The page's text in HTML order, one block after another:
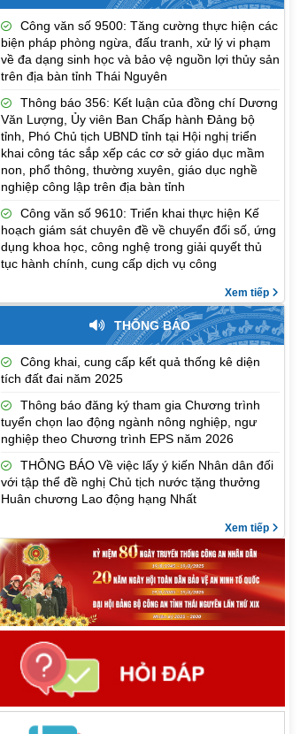
Công văn số 9500: Tăng cường thực hiện các
biện pháp phòng ngừa, đấu tranh, xử lý vi phạm
về đa dạng sinh học và bảo vệ nguồn lợi thủy sản
trên địa bàn tỉnh Thái Nguyên
Thông báo 356: Kết luận của đồng chí Dương
Văn Lượng, Ủy viên Ban Chấp hành Đảng bộ
tỉnh, Phó Chủ tịch UBND tỉnh tại Hội nghị triển
khai công tác sắp xếp các cơ sở giáo dục mầm
non, phổ thông, thường xuyên, giáo dục nghề
nghiệp công lập trên địa bàn tỉnh
Công văn số 9610: Triển khai thực hiện Kế
hoạch giám sát chuyên đề về chuyển đổi số, ứng
dụng khoa học, công nghệ trong giải quyết thủ
tục hành chính, cung cấp dịch vụ công
Xem tiếp
THÔNG BÁO
Công khai, cung cấp kết quả thống kê diện
tích đất đai năm 2025
Thông báo đăng ký tham gia Chương trình
tuyển chọn lao động ngành nông nghiệp, ngư
nghiệp theo Chương trình EPS năm 2026
THÔNG BÁO Về việc lấy ý kiến Nhân dân đối
với tập thể đề nghị Chủ tịch nước tặng thưởng
Huân chương Lao động hạng Nhất
Xem tiếp